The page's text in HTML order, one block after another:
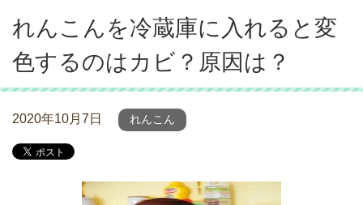
れんこんを冷蔵庫に入れると変
色するのはカビ？原因は？
2020年10月7日 れんこん